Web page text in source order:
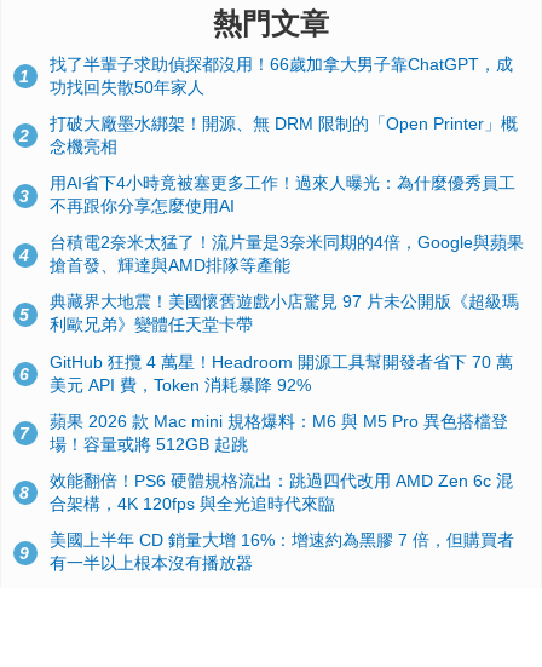
熱門文章
1
找了半輩子求助偵探都沒用！66歲加拿大男子靠ChatGPT，成
功找回失散50年家人
2
打破大廠墨水綁架！開源、無 DRM 限制的「Open Printer」概
念機亮相
3
用AI省下4小時竟被塞更多工作！過來人曝光：為什麼優秀員工
不再跟你分享怎麼使用AI
4
台積電2奈米太猛了！流片量是3奈米同期的4倍，Google與蘋果
搶首發、輝達與AMD排隊等產能
5
典藏界大地震！美國懷舊遊戲小店驚見 97 片未公開版《超級瑪
利歐兄弟》變體任天堂卡帶
6
GitHub 狂攬 4 萬星！Headroom 開源工具幫開發者省下 70 萬
美元 API 費，Token 消耗暴降 92%
7
蘋果 2026 款 Mac mini 規格爆料：M6 與 M5 Pro 異色搭檔登
場！容量或將 512GB 起跳
8
效能翻倍！PS6 硬體規格流出：跳過四代改用 AMD Zen 6c 混
合架構，4K 120fps 與全光追時代來臨
9
美國上半年 CD 銷量大增 16%：增速約為黑膠 7 倍，但購買者
有一半以上根本沒有播放器